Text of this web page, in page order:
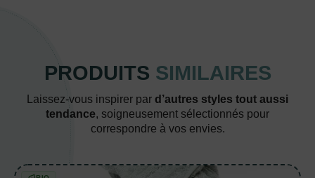
PRODUITS SIMILAIRES
Laissez-vous inspirer par d’autres styles tout aussi
tendance, soigneusement sélectionnés pour
correspondre à vos envies.